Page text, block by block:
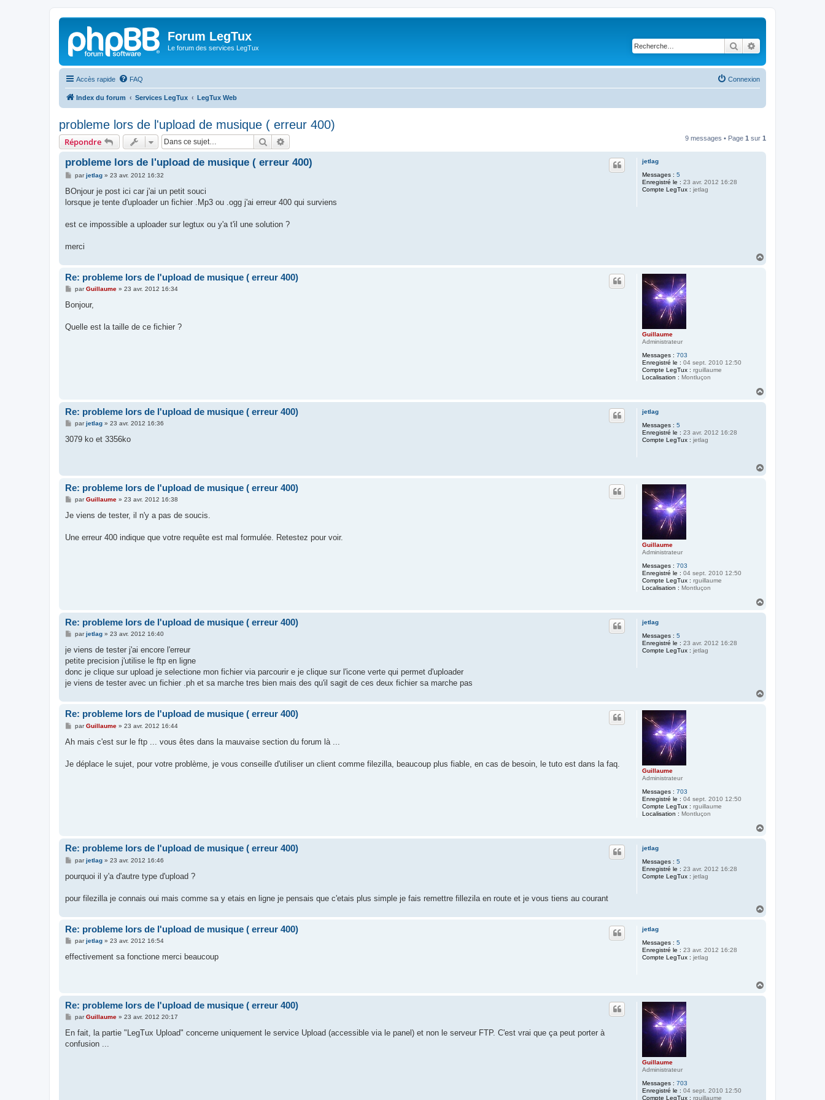
Forum LegTux
Le forum des services LegTux Rechercher
Accès rapide FAQ Connexion
Index du forum Services LegTux LegTux Web
probleme lors de l'upload de musique ( erreur 400)
Répondre Rechercher 9 messages • Page 1 sur 1
jetlag
Messages : 5
Enregistré le : 23 avr. 2012 16:28
Compte LegTux : jetlag
probleme lors de l'upload de musique ( erreur 400)
M
s
a
parjetlag» 23 avr. 2012 16:32
BOnjour je post ici car j'ai un petit souci
lorsque je tente d'uploader un fichier .Mp3 ou .ogg j'ai erreur 400 qui surviens
est ce impossible a uploader sur legtux ou y'a t'il une solution ?
merci
Guillaume
Administrateur
Messages : 703
Enregistré le : 04 sept. 2010 12:50
Compte LegTux : rguillaume
Localisation : Montluçon
Re: probleme lors de l'upload de musique ( erreur 400)
M
s
g
parGuillaume» 23 avr. 2012 16:34
Bonjour,
Quelle est la taille de ce fichier ?
jetlag
Messages : 5
Enregistré le : 23 avr. 2012 16:28
Compte LegTux : jetlag
Re: probleme lors de l'upload de musique ( erreur 400)
M
s
parjetlag» 23 avr. 2012 16:36
3079 ko et 3356ko
Guillaume
Administrateur
Messages : 703
Enregistré le : 04 sept. 2010 12:50
Compte LegTux : rguillaume
Localisation : Montluçon
Re: probleme lors de l'upload de musique ( erreur 400)
M
s
g
parGuillaume» 23 avr. 2012 16:38
Je viens de tester, il n'y a pas de soucis.
Une erreur 400 indique que votre requête est mal formulée. Retestez pour voir.
jetlag
Messages : 5
Enregistré le : 23 avr. 2012 16:28
Compte LegTux : jetlag
Re: probleme lors de l'upload de musique ( erreur 400)
M
s
a
g
parjetlag» 23 avr. 2012 16:40
je viens de tester j'ai encore l'erreur
petite precision j'utilise le ftp en ligne
donc je clique sur upload je selectione mon fichier via parcourir e je clique sur l'icone verte qui permet d'uploader
je viens de tester avec un fichier .ph et sa marche tres bien mais des qu'il sagit de ces deux fichier sa marche pas
Guillaume
Administrateur
Messages : 703
Enregistré le : 04 sept. 2010 12:50
Compte LegTux : rguillaume
Localisation : Montluçon
Re: probleme lors de l'upload de musique ( erreur 400)
M
s
g
parGuillaume» 23 avr. 2012 16:44
Ah mais c'est sur le ftp ... vous êtes dans la mauvaise section du forum là ...
Je déplace le sujet, pour votre problème, je vous conseille d'utiliser un client comme filezilla, beaucoup plus fiable, en cas de besoin, le tuto est dans la faq.
jetlag
Messages : 5
Enregistré le : 23 avr. 2012 16:28
Compte LegTux : jetlag
Re: probleme lors de l'upload de musique ( erreur 400)
M
s
g
parjetlag» 23 avr. 2012 16:46
pourquoi il y'a d'autre type d'upload ?
pour filezilla je connais oui mais comme sa y etais en ligne je pensais que c'etais plus simple je fais remettre fillezila en route et je vous tiens au courant
jetlag
Messages : 5
Enregistré le : 23 avr. 2012 16:28
Compte LegTux : jetlag
Re: probleme lors de l'upload de musique ( erreur 400)
M
s
parjetlag» 23 avr. 2012 16:54
effectivement sa fonctione merci beaucoup
Guillaume
Administrateur
Messages : 703
Enregistré le : 04 sept. 2010 12:50
Compte LegTux : rguillaume
Re: probleme lors de l'upload de musique ( erreur 400)
M
s
a
parGuillaume» 23 avr. 2012 20:17
En fait, la partie "LegTux Upload" concerne uniquement le service Upload (accessible via le panel) et non le serveur FTP. C'est vrai que ça peut porter à
confusion ...